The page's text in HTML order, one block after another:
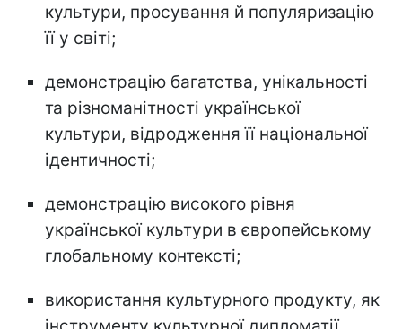
культури, просування й популяризацію
її у світі;
демонстрацію багатства, унікальності
та різноманітності української
культури, відродження її національної
ідентичності;
демонстрацію високого рівня
української культури в європейському
глобальному контексті;
використання культурного продукту, як